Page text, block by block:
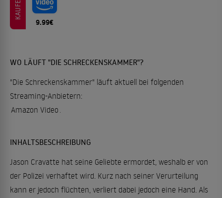
KAUFEN
9.99€
WO LÄUFT "DIE SCHRECKENSKAMMER"?
"Die Schreckenskammer" läuft aktuell bei folgenden
Streaming-Anbietern:
Amazon Video .
INHALTSBESCHREIBUNG
Jason Cravatte hat seine Geliebte ermordet, weshalb er von
der Polizei verhaftet wird. Kurz nach seiner Verurteilung
kann er jedoch flüchten, verliert dabei jedoch eine Hand. Als